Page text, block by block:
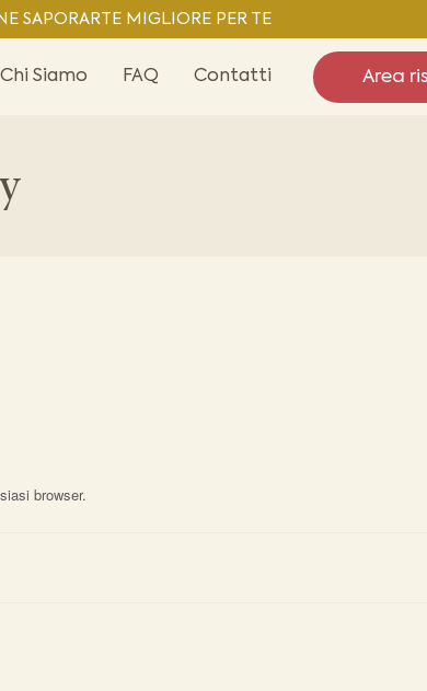
SAPORARTE MIGLIORE PER TE
Chi Siamo FAQ Contatti Area
browser.